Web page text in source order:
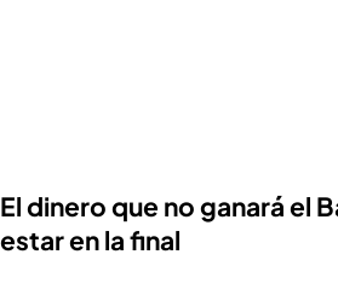
El dinero que no ganará el
estar en la final